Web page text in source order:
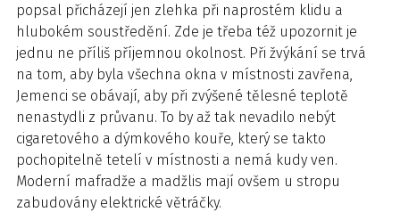
popsal přicházejí jen zlehka při naprostém klidu a
hlubokém soustředění. Zde je třeba též upozornit je
jednu ne příliš příjemnou okolnost. Při žvýkání se trvá
na tom, aby byla všechna okna v místnosti zavřena,
Jemenci se obávají, aby při zvýšené tělesné teplotě
nenastydli z průvanu. To by až tak nevadilo nebýt
cigaretového a dýmkového kouře, který se takto
pochopitelně tetelí v místnosti a nemá kudy ven.
Moderní mafradže a madžlis mají ovšem u stropu
zabudovány elektrické větráčky.